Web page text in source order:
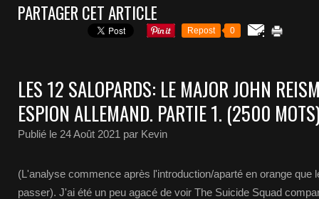
PARTAGER CET ARTICLE
Repost 0
LES 12 SALOPARDS: LE MAJOR JOHN
ESPION ALLEMAND. PARTIE 1. (2500
Publié le 24 Août 2021 par Kevin
(L'analyse commence après l'introduction/aparté en orange que
passer). J'ai été un peu agacé de voir The Suicide Squad